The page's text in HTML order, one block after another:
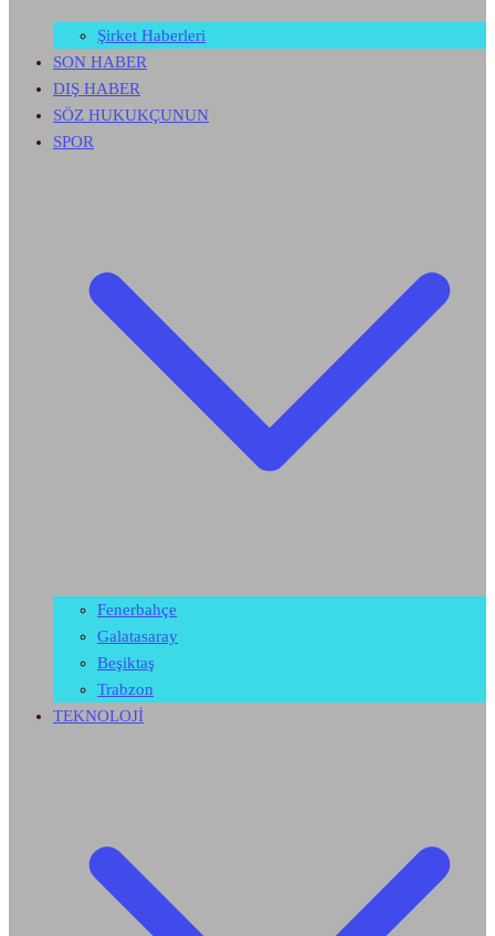
Şirket Haberleri
SON HABER
DIŞ HABER
SÖZ HUKUKÇUNUN
SPOR
Fenerbahçe
Galatasaray
Beşiktaş
Trabzon
TEKNOLOJİ